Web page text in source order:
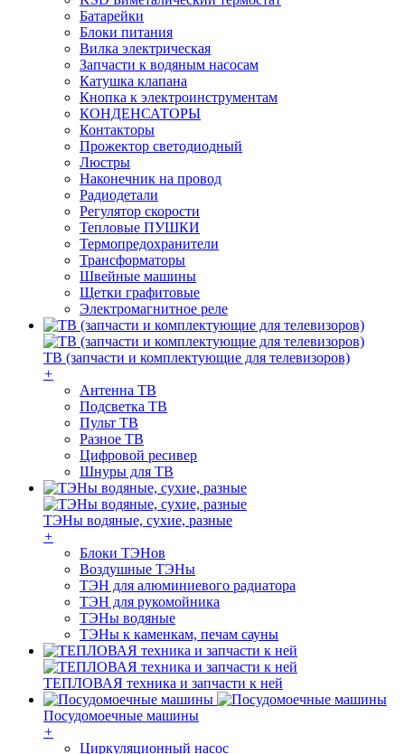
Батарейки
Блоки питания
Вилка электрическая
Запчасти к водяным насосам
Катушка клапана
Кнопка к электроинструментам
КОНДЕНСАТОРЫ
Контакторы
Прожектор светодиодный
Люстры
Наконечник на провод
Радиодетали
Регулятор скорости
Тепловые ПУШКИ
Термопредохранители
Трансформаторы
Швейные машины
Щетки графитовые
Электромагнитное реле
ТВ (запчасти и комплектующие для телевизоров)
+
Антенна ТВ
Подсветка ТВ
Пульт ТВ
Разное ТВ
Цифровой ресивер
Шнуры для ТВ
ТЭНы водяные, сухие, разные
+
Блоки ТЭНов
Воздушные ТЭНы
ТЭН для алюминиевого радиатора
ТЭН для рукомойника
ТЭНы водяные
ТЭНы к каменкам, печам сауны
ТЕПЛОВАЯ техника и запчасти к ней
Посудомоечные машины
+
Циркуляционный насос